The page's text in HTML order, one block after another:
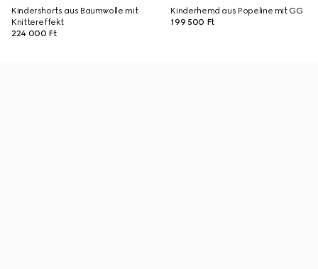
Kindershorts aus Baumwolle mit
Knittereffekt
224 000 Ft
Kinderhemd aus Popeline mit GG
199 500 Ft